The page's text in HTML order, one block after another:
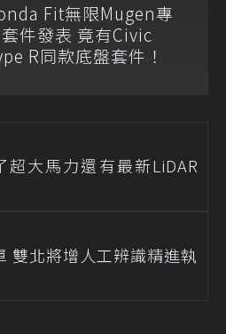
Fit無限Mugen專
件發表 竟有Civic
R同款底盤套件！
大馬力還有最新LiDAR
雙北將增人工辨識精進執